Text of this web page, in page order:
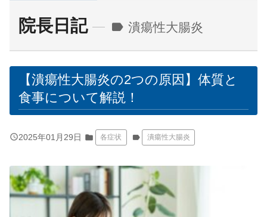
院長日記 label 潰瘍性大腸炎
【潰瘍性大腸炎の2つの原因】体質と
食事について解説！
query_builder2025年01月29日 folder 各症状 label 潰瘍性大腸炎